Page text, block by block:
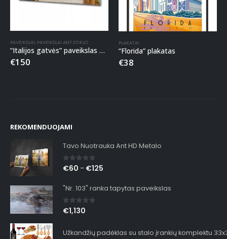
PAVEIKSLAI, PAVEIKSLAI ANT STIKLO
“Italijos gatvės” paveikslas ant stiklo
€150
PLAKATAI
“Florida” plakatas
€38
REKOMENDUOJAMI
Tavo Nuotrauka Ant HD Metalo
0out of 5
€60 – €125
"Nr. 103" ranka tapytas paveikslas
0out of 5
€1,130
Užkandžių padėklas su stalo įrankių komplektu